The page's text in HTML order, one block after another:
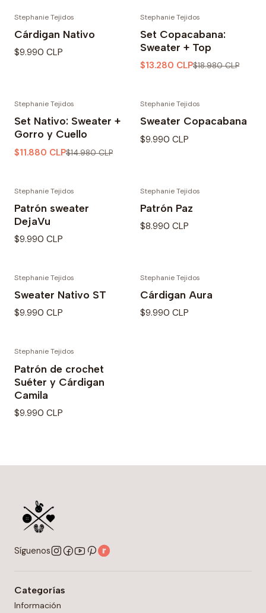
Stephanie Tejidos
Cárdigan Nativo
$9.990 CLP
Stephanie Tejidos
Set Copacabana:
Sweater + Top
$13.280 CLP$18.980 CLP
Stephanie Tejidos
Set Nativo: Sweater +
Gorro y Cuello
$11.880 CLP$14.980 CLP
Stephanie Tejidos
Sweater Copacabana
$9.990 CLP
Stephanie Tejidos
Patrón sweater
DejaVu
$9.990 CLP
Stephanie Tejidos
Patrón Paz
$8.990 CLP
Stephanie Tejidos
Sweater Nativo ST
$9.990 CLP
Stephanie Tejidos
Cárdigan Aura
$9.990 CLP
Stephanie Tejidos
Patrón de crochet
Suéter y Cárdigan
Camila
$9.990 CLP
Síguenos
Categorías
Información